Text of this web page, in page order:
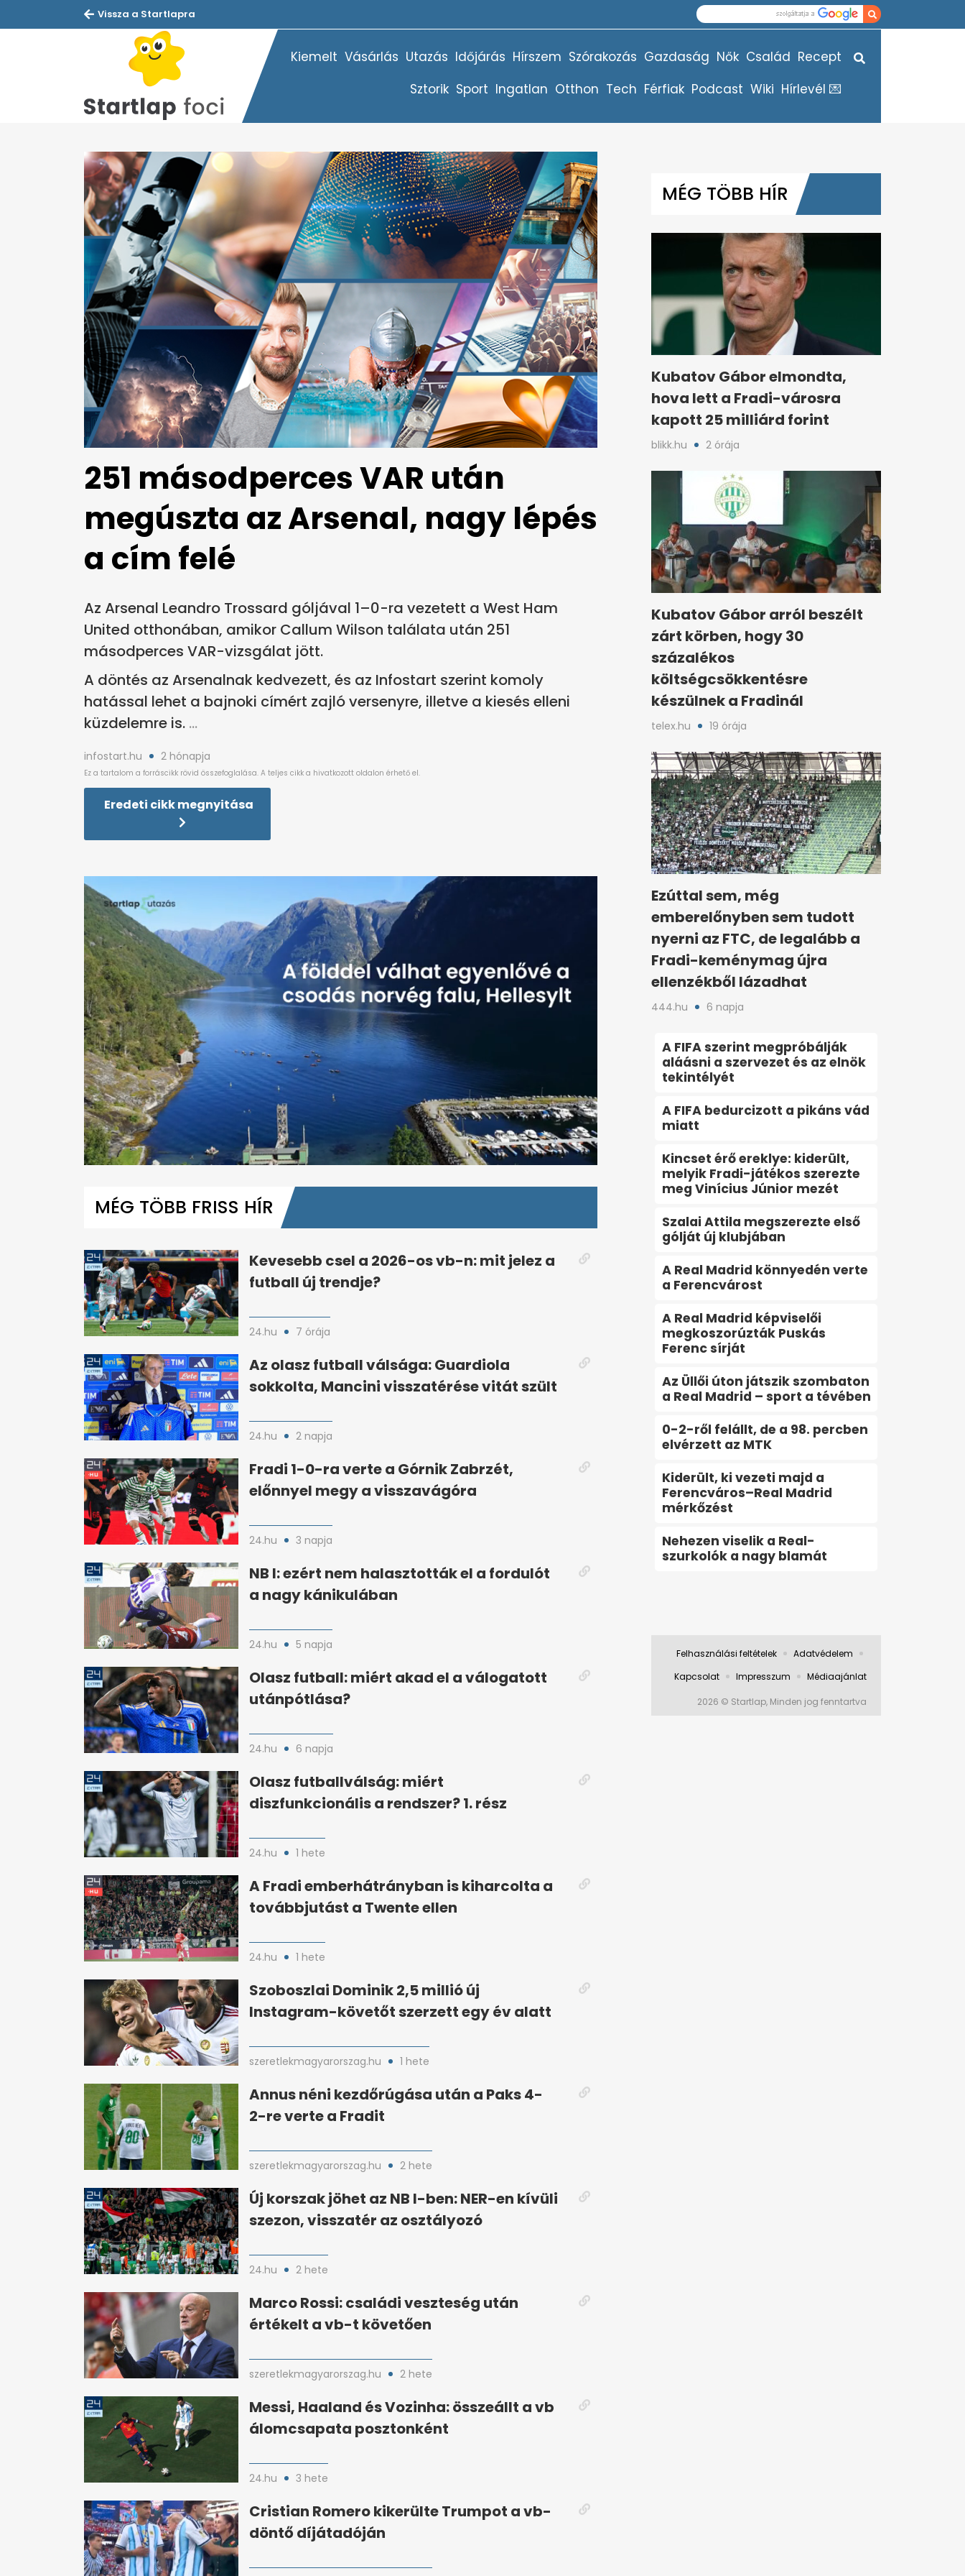
Vissza a Startlapra
Kiemelt Vásárlás Utazás Időjárás Hírszem Szórakozás Gazdaság Nők Család Recept
Sztorik Sport Ingatlan Otthon Tech Férfiak Podcast Wiki Hírlevél 💌
251 másodperces VAR után
megúszta az Arsenal, nagy lépés
a cím felé
Az Arsenal Leandro Trossard góljával 1–0-ra vezetett a West Ham
United otthonában, amikor Callum Wilson találata után 251
másodperces VAR-vizsgálat jött.
A döntés az Arsenalnak kedvezett, és az Infostart szerint komoly
hatással lehet a bajnoki címért zajló versenyre, illetve a kiesés elleni
küzdelemre is.
infostart.hu 2 hónapja
Eredeti cikk megnyitása
minute,
0%
MÉG TÖBB FRISS HÍR
Kevesebb csel a 2026-os vb-n: mit jelez a
futball új trendje?
24.hu 7 órája
Az olasz futball válsága: Guardiola
sokkolta, Mancini visszatérése vitát szült
24.hu 2 napja
Fradi 1-0-ra verte a Górnik Zabrzét,
előnnyel megy a visszavágóra
24.hu 3 napja
NB I: ezért nem halasztották el a fordulót
a nagy kánikulában
24.hu 5 napja
Olasz futball: miért akad el a válogatott
utánpótlása?
24.hu 6 napja
Olasz futballválság: miért
diszfunkcionális a rendszer? 1. rész
24.hu 1 hete
A Fradi emberhátrányban is kiharcolta a
továbbjutást a Twente ellen
24.hu 1 hete
Szoboszlai Dominik 2,5 millió új
Instagram-követőt szerzett egy év alatt
szeretlekmagyarorszag.hu 1 hete
Annus néni kezdőrúgása után a Paks 4-
2-re verte a Fradit
szeretlekmagyarorszag.hu 2 hete
Új korszak jöhet az NB I-ben: NER-en kívüli
szezon, visszatér az osztályozó
24.hu 2 hete
Marco Rossi: családi veszteség után
értékelt a vb-t követően
szeretlekmagyarorszag.hu 2 hete
Messi, Haaland és Vozinha: összeállt a vb
álomcsapata posztonként
24.hu 3 hete
Cristian Romero kikerülte Trumpot a vb-
döntő díjátadóján
MÉG TÖBB HÍR
Kubatov Gábor elmondta,
hova lett a Fradi-városra
kapott 25 milliárd forint
blikk.hu 2 órája
Kubatov Gábor arról beszélt
zárt körben, hogy 30
százalékos
költségcsökkentésre
készülnek a Fradinál
telex.hu 19 órája
Ezúttal sem, még
emberelőnyben sem tudott
nyerni az FTC, de legalább a
Fradi-keménymag újra
ellenzékből lázadhat
444.hu 6 napja
A FIFA szerint megpróbálják
aláásni a szervezet és az elnök
tekintélyét
A FIFA bedurcizott a pikáns vád
miatt
Kincset érő ereklye: kiderült,
melyik Fradi-játékos szerezte
meg Vinícius Júnior mezét
Szalai Attila megszerezte első
gólját új klubjában
A Real Madrid könnyedén verte
a Ferencvárost
A Real Madrid képviselői
megkoszorúzták Puskás
Ferenc sírját
Az Üllői úton játszik szombaton
a Real Madrid – sport a tévében
0-2-ről felállt, de a 98. percben
elvérzett az MTK
Kiderült, ki vezeti majd a
Ferencváros–Real Madrid
mérkőzést
Nehezen viselik a Real-
szurkolók a nagy blamát
Felhasználási feltételek
Adatvédelem
Kapcsolat
Impresszum Médiaajánlat
2026 © Startlap, Minden jog fenntartva